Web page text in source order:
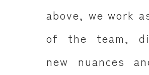
above, we work
of the team,
new nuances